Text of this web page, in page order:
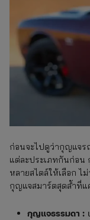
ก่อนจะไปดูว่ากุญแจร
แต่ละประเภทกันก่อน
หลายสไตล์ให้เลือก ไ
กุญแจสมาร์ตสุดล้ำที่แ
กุญแจธรรมดา :